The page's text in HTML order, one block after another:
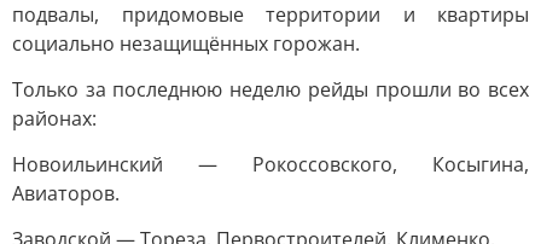
подвалы, придомовые территории и квартиры
социально незащищённых горожан.
Только за последнюю неделю рейды прошли во всех
районах:
Новоильинский — Рокоссовского, Косыгина,
Авиаторов.